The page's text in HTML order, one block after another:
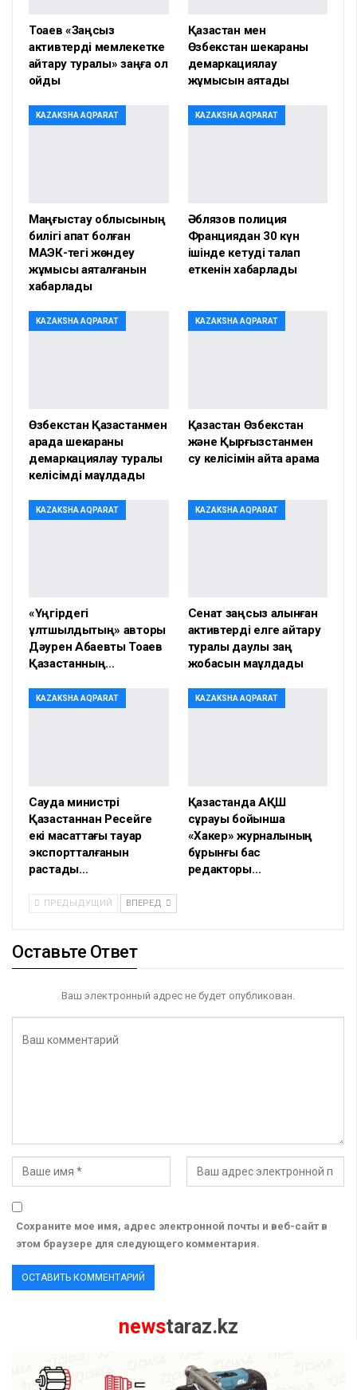
Тоқаев «Заңсыз
активтерді мемлекетке
қайтару туралы» заңға қол
қойды
Қазақстан мен
Өзбекстан шекараны
демаркациялау
жұмысын аяқтады
KAZAKSHA AQPARAT
Маңғыстау облысының
билігі апат болған
МАЭК-тегі жөндеу
жұмысы аяқталғанын
хабарлады
KAZAKSHA AQPARAT
Әблязов полиция
Франциядан 30 күн
ішінде кетуді талап
еткенін хабарлады
KAZAKSHA AQPARAT
Өзбекстан Қазақстанмен
арада шекараны
демаркациялау туралы
келісімді мақұлдады
KAZAKSHA AQPARAT
Қазақстан Өзбекстан
және Қырғызстанмен
су келісімін қайта қарамақ
KAZAKSHA AQPARAT
«Үңгірдегі
ұлтшылдықтың» авторы
Дәурен Абаевты Тоқаев
Қазақстанның…
KAZAKSHA AQPARAT
Сенат заңсыз алынған
активтерді елге қайтару
туралы даулы заң
жобасын мақұлдады
KAZAKSHA AQPARAT
Сауда министрі
Қазақстаннан Ресейге
екі мақсаттағы тауар
экспортталғанын
растады…
KAZAKSHA AQPARAT
Қазақстанда АҚШ
сұрауы бойынша
«Хакер» журналының
бұрынғы бас
редакторы…
ПРЕДЫДУЩИЙ ВПЕРЕД
Оставьте Ответ
Ваш электронный адрес не будет опубликован.
Сохраните мое имя, адрес электронной почты и веб-сайт в
этом браузере для следующего комментария.
newstaraz.kz